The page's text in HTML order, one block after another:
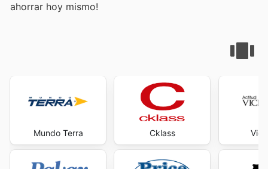
ahorrar hoy mismo!
Mundo Terra Cklass